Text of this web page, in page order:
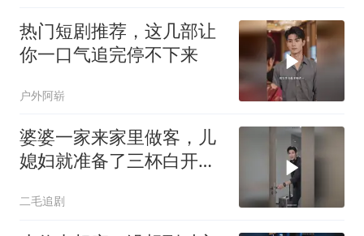
热门短剧推荐，这几部让
你一口气追完停不下来
户外阿崭
婆婆一家来家里做客，儿
媳妇就准备了三杯白开
二毛追剧